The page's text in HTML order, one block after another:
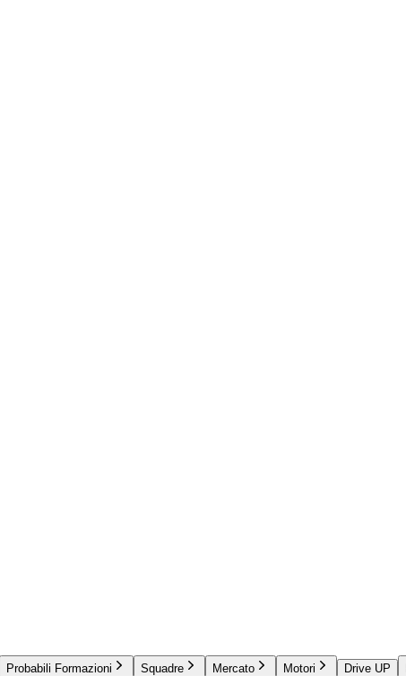
Probabili Formazioni Squadre Mercato Motori Drive UP